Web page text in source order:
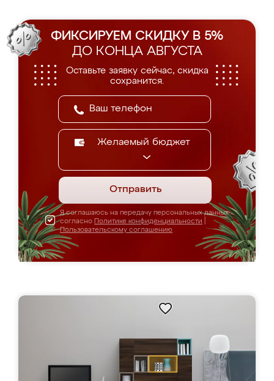
ФИКСИРУЕМ СКИДКУ В 5%
ДО КОНЦА АВГУСТА
Оставьте заявку сейчас, скидка
сохранится.
Желаемый бюджет
Отправить
Я соглашаюсь на передачу персональных данных
согласно Политике конфиденциальности
Пользовательскому соглашению